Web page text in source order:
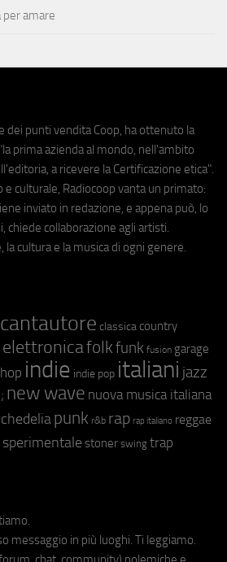
per amare
dei punti vendita Coop, ha ottenuto la
prima azienda al mondo, nell'ambito
a ricevere la Certificazione etica".
culturale, Radiocoop vanta un primato:
inviato in redazione, e appena può, lo
chiede collaborazione agli artisti.
la cultura e la musica di ogni genere.
cantautore classica country
elettronicafolkfunk fusion garage
indie indie pop italiani jazz
new wave nuova musica italiana
punk r&b rap rap italiano reggae
sperimentale stoner swing trap
messaggio in più luoghi. Ti leggiamo.